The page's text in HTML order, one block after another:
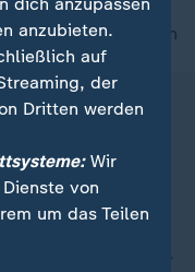
nach oben
dich anzupassen
anzubieten.
auf
der
Dritten werden
Wir
von
um das Teilen